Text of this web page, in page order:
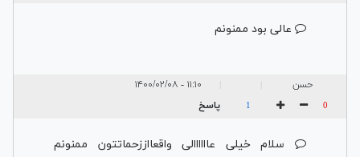
عالی بود ممنونم
حسن ۱۱:۱۰ - ۱۴۰۰/۰۲/۰۸
0
1 پاسخ
سلام خیلی عاااااالی واقعااززحماتتون ممنونم